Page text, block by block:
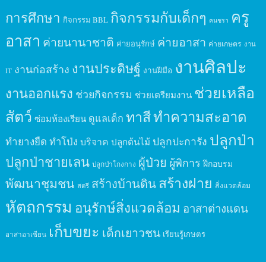
การศึกษา กิจกรรม BBL กิจกรรมกับเด็กๆ คนชรา ครู
อาสา ค่ายนานาชาติ ค่ายอนุรักษ์ ค่ายอาสา ค่ายเกษตร งาน
IT งานก่อสร้าง งานประดิษฐ์ งานฝีมือ งานศิลปะ
งานออกแรง ช่วยกิจกรรม ช่วยเตรียมงาน ช่วยเหลือ
สัตว์ ซ่อมห้องเรียน ดูแลเด็ก ทาสีทำความสะอาด
ทำยางยืด ทำโป่ง บริจาค ปลูกต้นไม้ ปลูกปะการัง ปลูกป่า
ปลูกป่าชายเลน ปลูกป่าโกงกาง ผู้ป่วย ผู้พิการ ฝึกอบรม
พัฒนาชุมชน สตรี สร้างบ้านดินสร้างฝาย สิ่งแวดล้อม
หัตถกรรม อนุรักษ์สิ่งแวดล้อม อาสาต่างแดน
อาสาอาเซียน เก็บขยะ เด็กเยาวชน เรียนรู้เกษตร